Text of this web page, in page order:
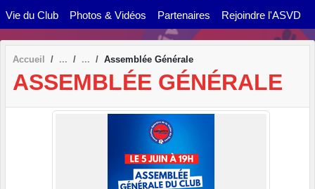
Vie du Club Photos & Vidéos Partenaires Rejoindre l'ASVD
Accueil Assemblée Générale
ASSEMBLÉE GÉNÉRALE